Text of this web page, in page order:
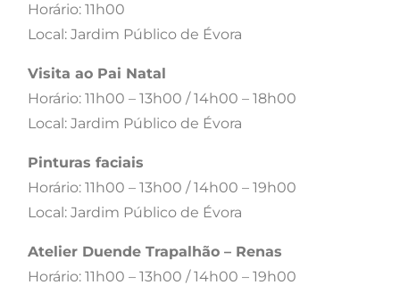
Horário: 11h00
Local: Jardim Público de Évora
Visita ao Pai Natal
Horário: 11h00 – 13h00 / 14h00 – 18h00
Local: Jardim Público de Évora
Pinturas faciais
Horário: 11h00 – 13h00 / 14h00 – 19h00
Local: Jardim Público de Évora
Atelier Duende Trapalhão – Renas
Horário: 11h00 – 13h00 / 14h00 – 19h00